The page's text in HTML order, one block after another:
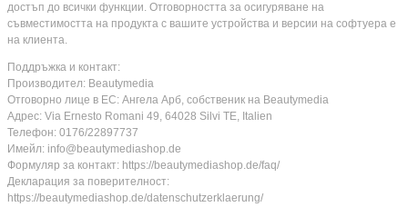
достъп до всички функции. Отговорността за осигуряване на
съвместимостта на продукта с вашите устройства и версии на софтуера е
на клиента.
Поддръжка и контакт:
Производител: Beautymedia
Отговорно лице в ЕС: Ангела Арб, собственик на Beautymedia
Адрес: Via Ernesto Romani 49, 64028 Silvi TE, Italien
Телефон: 0176/22897737
Имейл: info@beautymediashop.de
Формуляр за контакт: https://beautymediashop.de/faq/
Декларация за поверителност:
https://beautymediashop.de/datenschutzerklaerung/